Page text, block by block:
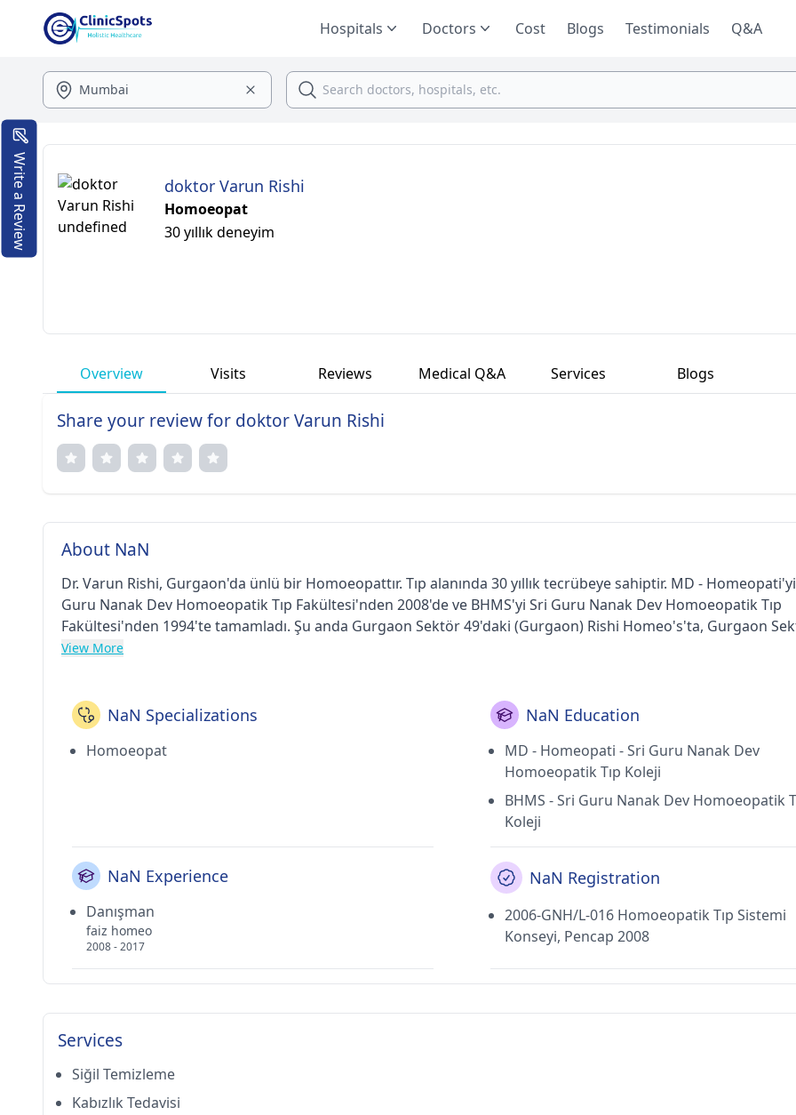
Hospitals Doctors Cost Blogs Testimonials Q&A
doktor Varun Rishi
Homoeopat
30 yıllık deneyim
Overview Visits Reviews Medical Q&A Services Blogs
Share your review for doktor Varun Rishi
About NaN
Dr. Varun Rishi, Gurgaon'da ünlü bir Homoeopattır. Tıp alanında 30 yıllık tecrübeye sahiptir. MD -
Guru Nanak Dev Homoeopatik Tıp Fakültesi'nden 2008'de ve BHMS'yi Sri Guru Nanak Dev Homoeopatik Tıp
Fakültesi'nden 1994'te tamamladı. Şu anda Gurgaon Sektör 49'daki (Gurgaon) Rishi Homeo's'ta, Gurgaon
49'daki Rishi Homeo's'ta çalışmaktadır. (Gurgaon) ve Dlf Aşama I'deki (Gurgaon) Sharma Kliniği.
View More
NaN Specializations
Homoeopat
NaN Education
MD - Homeopati - Sri Guru Nanak Dev
Homoeopatik Tıp Koleji
BHMS - Sri Guru Nanak Dev Homoeopatik
Koleji
NaN Experience
Danışman
faiz homeo
2008 - 2017
NaN Registration
2006-GNH/L-016 Homoeopatik Tıp Sistemi
Konseyi, Pencap 2008
Services
Siğil Temizleme
Kabızlık Tedavisi
Write a Review